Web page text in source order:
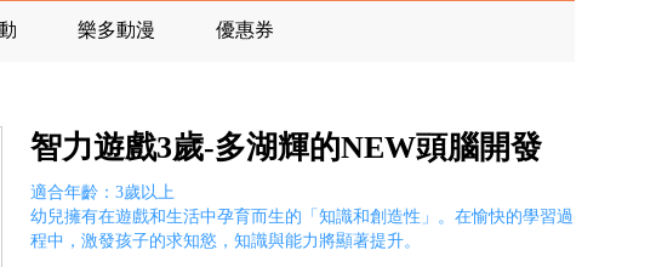
樂多動漫 優惠券
智力遊戲3歲-多湖輝的NEW頭腦開發
適合年齡：3歲以上
幼兒擁有在遊戲和生活中孕育而生的「知識和創造性」。在愉快的學習過
程中，激發孩子的求知慾，知識與能力將顯著提升。